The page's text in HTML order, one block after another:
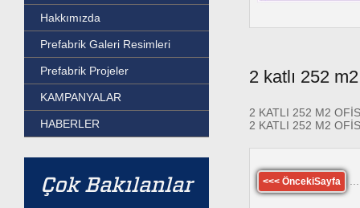
Hakkımızda
Prefabrik Galeri Resimleri
Prefabrik Projeler
KAMPANYALAR
HABERLER
Çok Bakılanlar
2 katlı 252
2 KATLI 252 M2
2 KATLI 252 M2
<<< ÖncekiSayfa